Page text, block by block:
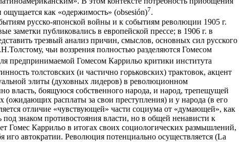
ощущается как «одержимость» (obsesión)7.
русско-японской войны и к событиям революции 1905 г.
публиковались в европейской прессе; в 1906 г. в
трезвый анализ причин, смыслов, основных сил русского
чьи воззрения полностью разделяются Гомесом
предпринимаемой Гомесом Каррильо критики института
толстовских (и частично горьковских) трактовок, акцент
элиты (духовных лидеров) в революционном
власть, боящуюся собственного народа, и народ, трепещущей
(ожидающих расплаты за свои преступления) и у народа (в его
отличие «чувствующей» части социума от «думающей», как
под знаком противостояния власти, но в общей ненависти к
Гомес Каррильо в итогах своих социологических размышлений,
иго автократии. Революция потенциально осуществляется (La